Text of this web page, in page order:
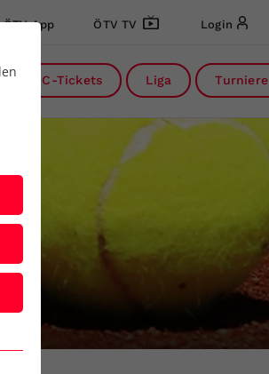
ÖTV App ÖTV TV Login
DC-Tickets Liga Turniere